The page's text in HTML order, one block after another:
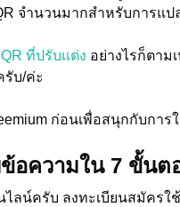
จำนวนมากสำหรับการแป
ที่ปรับแต่ง อย่างไรก็ตาม
รับ/ค่ะ
ก่อนเพื่อสนุกกับการ
อความใน 7 ขั้นต
ไลน์ครับ ลงทะเบียนสมัคร